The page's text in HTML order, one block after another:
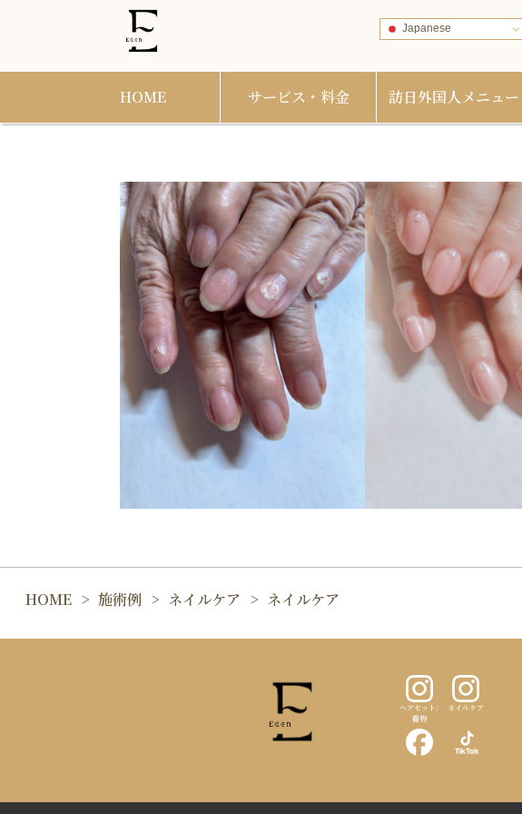
Japanese
HOME サービス・料金 訪日外国人メニュー
HOME 施術例 ネイルケア ネイルケア
ヘアセット/
着物
ネイルケア